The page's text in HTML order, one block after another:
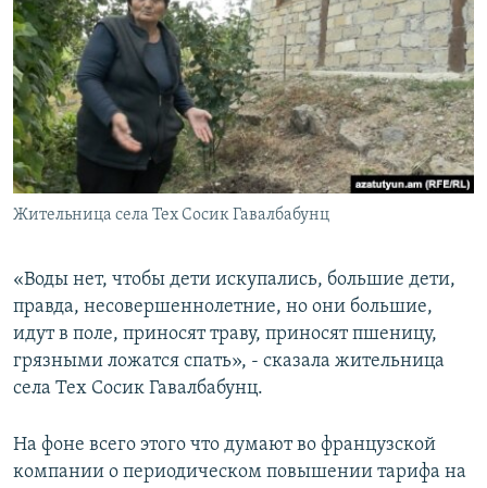
Жительница села Тех Сосик Гавалбабунц
«Воды нет, чтобы дети искупались, большие дети,
правда, несовершеннолетние, но они большие,
идут в поле, приносят траву, приносят пшеницу,
грязными ложатся спать», - сказала жительница
села Тех Сосик Гавалбабунц.
На фоне всего этого что думают во французской
компании о периодическом повышении тарифа на